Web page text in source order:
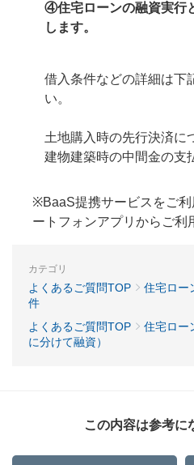
④住宅ローンの融資実行
します。
借入条件などの詳細は下
い。
土地購入時の先行決済に
建物建築時の中間金の支
※BaaS提携サービスをご
ートフォンアプリからご利
カテゴリ
よくあるご質問TOP 住宅ロー
件
よくあるご質問TOP
住宅ロー
に分けて融資）
この内容は参考に